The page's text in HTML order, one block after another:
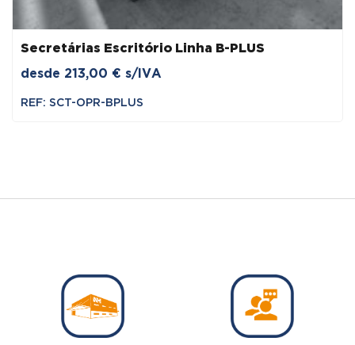
Secretárias Escritório Linha B-PLUS
desde 213,00 € s/IVA
REF: SCT-OPR-BPLUS